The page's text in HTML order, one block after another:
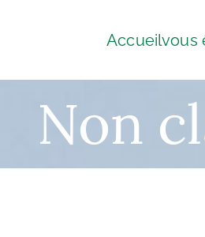
de solutions
Accueilvous
Non